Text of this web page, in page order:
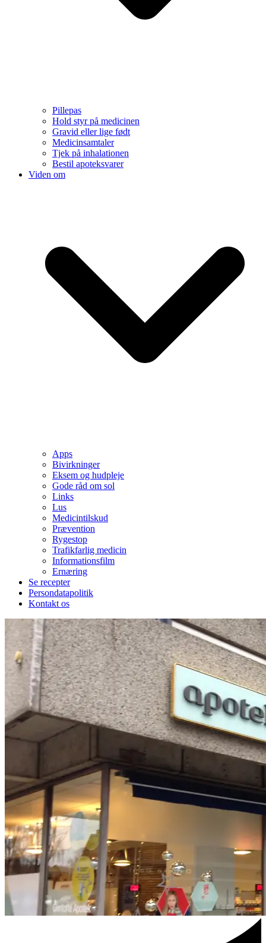
Pillepas
Hold styr på medicinen
Gravid eller lige født
Medicinsamtaler
Tjek på inhalationen
Bestil apoteksvarer
Viden om
Apps
Bivirkninger
Eksem og hudpleje
Gode råd om sol
Links
Lus
Medicintilskud
Prævention
Rygestop
Trafikfarlig medicin
Informationsfilm
Ernæring
Se recepter
Persondatapolitik
Kontakt os